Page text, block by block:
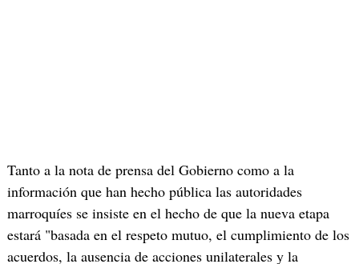
Tanto a la nota de prensa del Gobierno como a la
información que han hecho pública las autoridades
marroquíes se insiste en el hecho de que la nueva etapa
estará "basada en el respeto mutuo, el cumplimiento de los
acuerdos, la ausencia de acciones unilaterales y la